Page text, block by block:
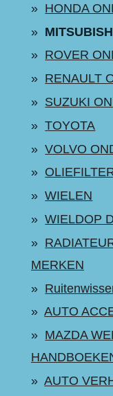
HONDA
ROVER
RENAULT
SUZUKI
TOYOTA
VOLVO
WIELEN
WIELDOP
MERKEN
AUTO
MAZDA
AUTO